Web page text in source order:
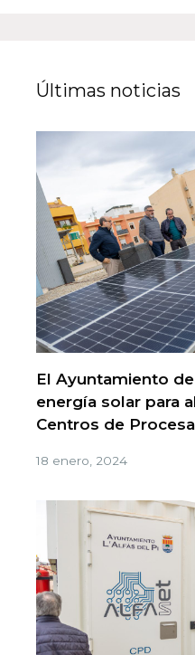
Últimas noticias
El Ayuntamiento
energía solar para
Centros de
18 enero, 2024